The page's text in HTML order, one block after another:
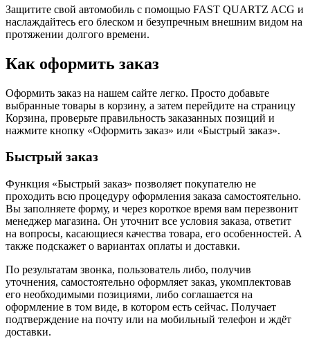
Защитите свой автомобиль с помощью FAST QUARTZ ACG и
наслаждайтесь его блеском и безупречным внешним видом на
протяжении долгого времени.
Как оформить заказ
Оформить заказ на нашем сайте легко. Просто добавьте
выбранные товары в корзину, а затем перейдите на страницу
Корзина, проверьте правильность заказанных позиций и
нажмите кнопку «Оформить заказ» или «Быстрый заказ».
Быстрый заказ
Функция «Быстрый заказ» позволяет покупателю не
проходить всю процедуру оформления заказа самостоятельно.
Вы заполняете форму, и через короткое время вам перезвонит
менеджер магазина. Он уточнит все условия заказа, ответит
на вопросы, касающиеся качества товара, его особенностей. А
также подскажет о вариантах оплаты и доставки.
По результатам звонка, пользователь либо, получив
уточнения, самостоятельно оформляет заказ, укомплектовав
его необходимыми позициями, либо соглашается на
оформление в том виде, в котором есть сейчас. Получает
подтверждение на почту или на мобильный телефон и ждёт
доставки.